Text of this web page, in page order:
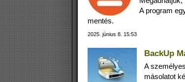
A program
mentés.
2025. június 8. 15:53
BackUp
A
másolatot